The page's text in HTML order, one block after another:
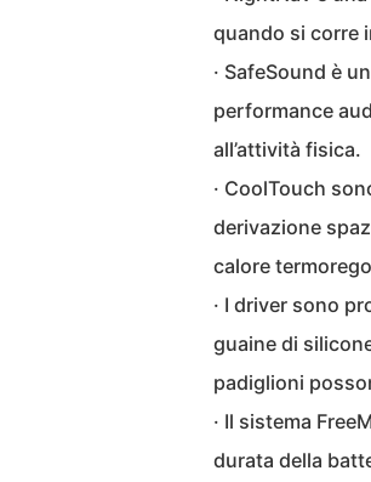
quando si corre
· SafeSound è
performance
all’attività fisica.
· CoolTouch
derivazione
calore
· I driver sono
guaine di
padiglioni
· Il sistema
durata della